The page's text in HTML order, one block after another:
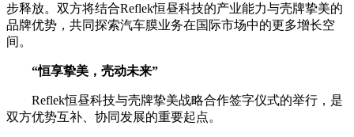
步释放。双方将结合Reflek恒昼科技的产业能力与壳牌挚美的
品牌优势，共同探索汽车膜业务在国际市场中的更多增长空
间。
“恒享挚美，壳动未来”
Reflek恒昼科技与壳牌挚美战略合作签字仪式的举行，是
双方优势互补、协同发展的重要起点。